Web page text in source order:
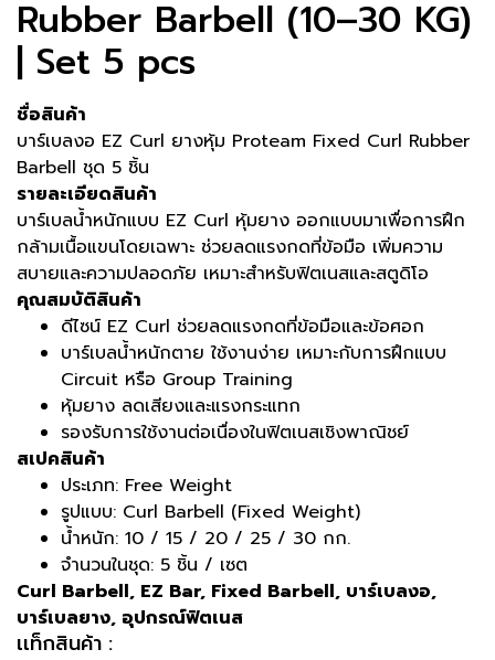
Rubber Barbell (10–30 KG)
| Set 5 pcs
ชื่อสินค้า
บาร์เบลงอ EZ Curl ยางหุ้ม Proteam Fixed Curl Rubber
Barbell ชุด 5 ชิ้น
รายละเอียดสินค้า
บาร์เบลน้ำหนักแบบ EZ Curl หุ้มยาง ออกแบบมาเพื่อการฝึก
กล้ามเนื้อแขนโดยเฉพาะ ช่วยลดแรงกดที่ข้อมือ เพิ่มความ
สบายและความปลอดภัย เหมาะสำหรับฟิตเนสและสตูดิโอ
คุณสมบัติสินค้า
ดีไซน์ EZ Curl ช่วยลดแรงกดที่ข้อมือและข้อศอก
บาร์เบลน้ำหนักตาย ใช้งานง่าย เหมาะกับการฝึกแบบ
Circuit หรือ Group Training
หุ้มยาง ลดเสียงและแรงกระแทก
รองรับการใช้งานต่อเนื่องในฟิตเนสเชิงพาณิชย์
สเปคสินค้า
ประเภท: Free Weight
รูปแบบ: Curl Barbell (Fixed Weight)
น้ำหนัก: 10 / 15 / 20 / 25 / 30 กก.
จำนวนในชุด: 5 ชิ้น / เซต
Curl Barbell, EZ Bar, Fixed Barbell, บาร์เบลงอ,
บาร์เบลยาง, อุปกรณ์ฟิตเนส
เเท็กสินค้า :